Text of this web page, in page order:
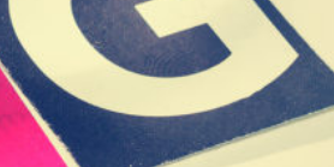
REFERENZEN BLOG